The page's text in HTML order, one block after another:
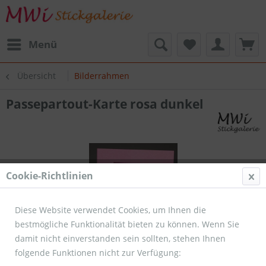
Menü
Übersicht Bilderrahmen
Passepartout-Karte rosa dunkel
Cookie-Richtlinien
Diese Website verwendet Cookies, um Ihnen die
bestmögliche Funktionalität bieten zu können. Wenn Sie
damit nicht einverstanden sein sollten, stehen Ihnen
folgende Funktionen nicht zur Verfügung: